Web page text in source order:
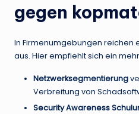
gegen
In Firmenumgebungen reichen
aus. Hier empfiehlt sich ein
Netzwerksegmentierung
Verbreitung von
Security Awareness